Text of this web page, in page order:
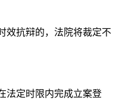
抗辩的，法院将裁定不
定时限内完成立案登